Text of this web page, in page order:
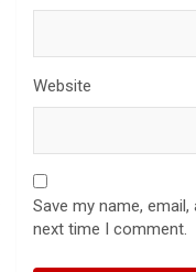
Website
Save my name,
next time I comment.